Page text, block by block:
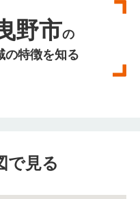
野市の
の特徴を知る
で見る